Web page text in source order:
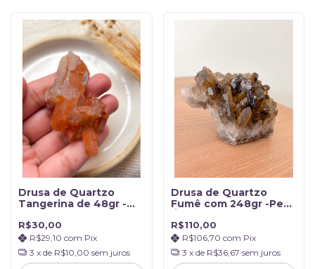
Drusa de Quartzo
Tangerina de 48gr -
R$30,00
R$29,10 com Pix
3 x de R$10,00 sem juros
Drusa de Quartzo
Fumê com 248gr -Peça
R$110,00
R$106,70 com Pix
3 x de R$36,67 sem juros